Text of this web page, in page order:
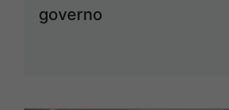
governo